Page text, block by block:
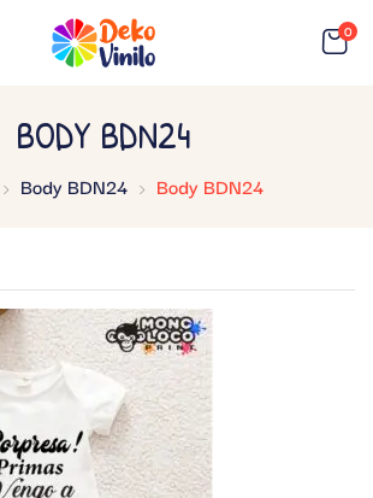
0
BODY BDN24
Body BDN24 Body BDN24